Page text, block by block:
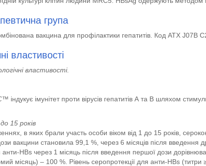
група
вакцина для профілактики гепатитів. Код АТХ J07B
властивості
властивості.
індукує імунітет проти вірусів гепатитів А та В шляхом
15 років
в яких брали участь особи віком від 1 до 15 років,
вакцини становила 99,1 %, через 6 місяців після введення
HBs через 1 місяць після введення першої дози
місяць) – 100 %. Рівень серопротекції для анти-HBs